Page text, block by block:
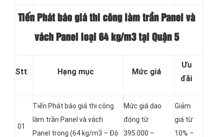
Tiến Phát báo giá thi công làm trần Panel và
vách Panel loại 64 kg/m3 tại Quận 5
Stt Hạng mục Mức giá
Ưu
đãi
01
Tiến Phát báo giá thi công
làm trần Panel và vách
Panel trong (64 kg/m3 – Độ
Mức giá dao
động từ
395.000 –
Giảm
giá từ
10% –